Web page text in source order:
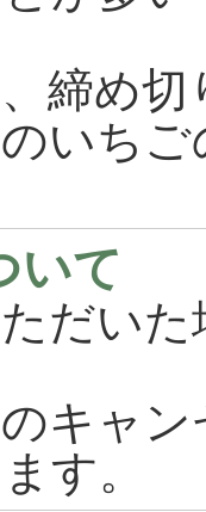
締め
いち
いて
だい
キャ
す。